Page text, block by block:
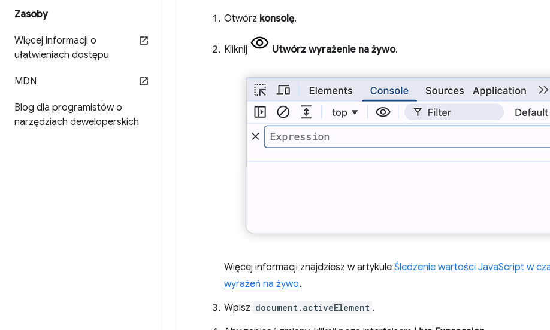
Zasoby
Więcej informacji o
ułatwieniach dostępu
MDN
Blog dla programistów o
narzędziach deweloperskich
Otwórz konsolę.
Kliknij Utwórz wyrażenie na żywo.
Więcej informacji znajdziesz w artykule Śledzenie wartości JavaScript w
wyrażeń na żywo.
Wpisz document.activeElement .